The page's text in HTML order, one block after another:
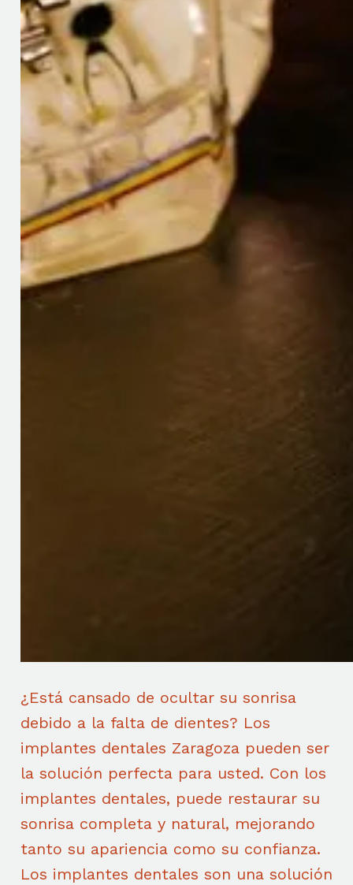
¿Está cansado de ocultar su sonrisa
debido a la falta de dientes? Los
implantes dentales Zaragoza pueden ser
la solución perfecta para usted. Con los
implantes dentales, puede restaurar su
sonrisa completa y natural, mejorando
tanto su apariencia como su confianza.
Los implantes dentales son una solución